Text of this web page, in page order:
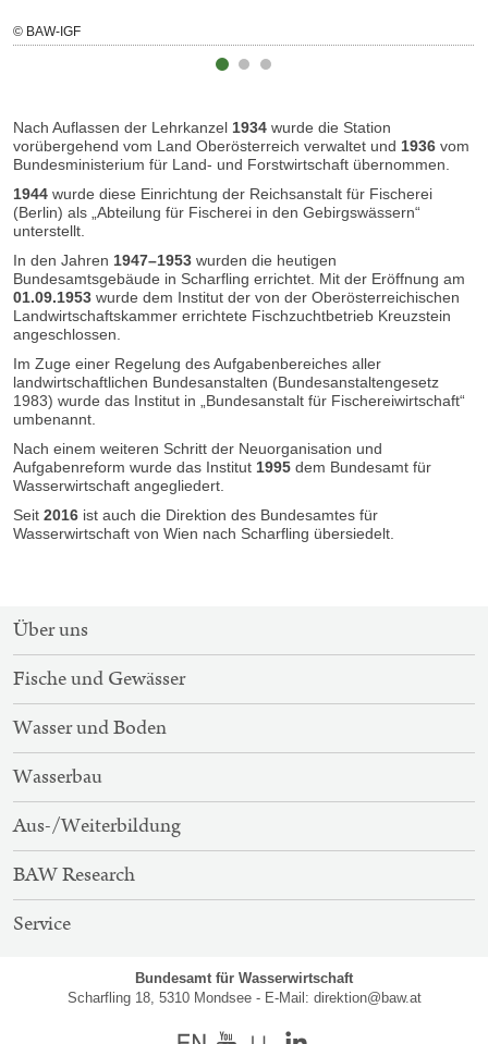
© BAW-IGF
Nach Auflassen der Lehrkanzel 1934 wurde die Station
vorübergehend vom Land Oberösterreich verwaltet und 1936 vom
Bundesministerium für Land- und Forstwirtschaft übernommen.
1944 wurde diese Einrichtung der Reichsanstalt für Fischerei
(Berlin) als „Abteilung für Fischerei in den Gebirgswässern“
unterstellt.
In den Jahren 1947–1953wurden die heutigen
Bundesamtsgebäude in Scharfling errichtet. Mit der Eröffnung am
01.09.1953 wurde dem Institut der von der Oberösterreichischen
Landwirtschaftskammer errichtete Fischzuchtbetrieb Kreuzstein
angeschlossen.
Im Zuge einer Regelung des Aufgabenbereiches aller
landwirtschaftlichen Bundesanstalten (Bundesanstaltengesetz
1983) wurde das Institut in „Bundesanstalt für Fischereiwirtschaft“
umbenannt.
Nach einem weiteren Schritt der Neuorganisation und
Aufgabenreform wurde das Institut 1995 dem Bundesamt für
Wasserwirtschaft angegliedert.
Seit 2016 ist auch die Direktion des Bundesamtes für
Wasserwirtschaft von Wien nach Scharfling übersiedelt.
SITEMAP-
NAVIGATION
Über uns
Fische und Gewässer
Wasser und Boden
Wasserbau
Aus-/Weiterbildung
BAW Research
Service
Bundesamt für Wasserwirtschaft
Scharfling 18, 5310 Mondsee - E-Mail: direktion@baw.at
EnglischYoutube